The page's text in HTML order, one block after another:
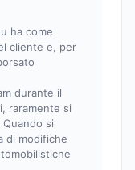
ha come
cliente e, per
durante il
raramente si
si
di modifiche